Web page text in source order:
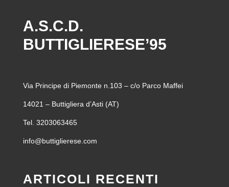
A.S.C.D.
BUTTIGLIERESE’95
Via Principe di Piemonte n.103 – c/o Parco Maffei
14021 – Buttigliera d’Asti (AT)
Tel. 3203063465
info@buttiglierese.com
ARTICOLI RECENTI